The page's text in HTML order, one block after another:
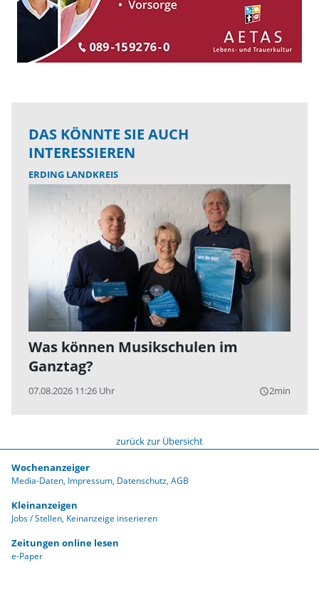
DAS KÖNNTE SIE AUCH
INTERESSIEREN
ERDING LANDKREIS
Was können Musikschulen im
Ganztag?
07.08.2026 11:26 Uhr query_builder2min
zurück zur Übersicht
Wochenanzeiger
Media-Daten Impressum Datenschutz AGB
Kleinanzeigen
Jobs / Stellen Keinanzeige inserieren
Zeitungen online lesen
e-Paper